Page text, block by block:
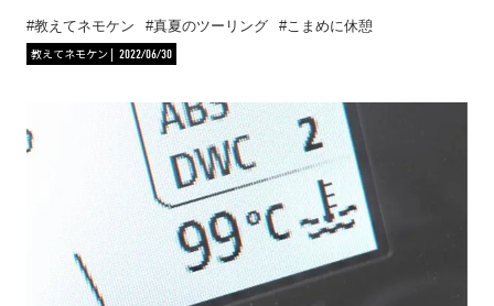
教えてネモケン 真夏のツーリング
こまめに休憩
教えてネモケン
2022/06/30